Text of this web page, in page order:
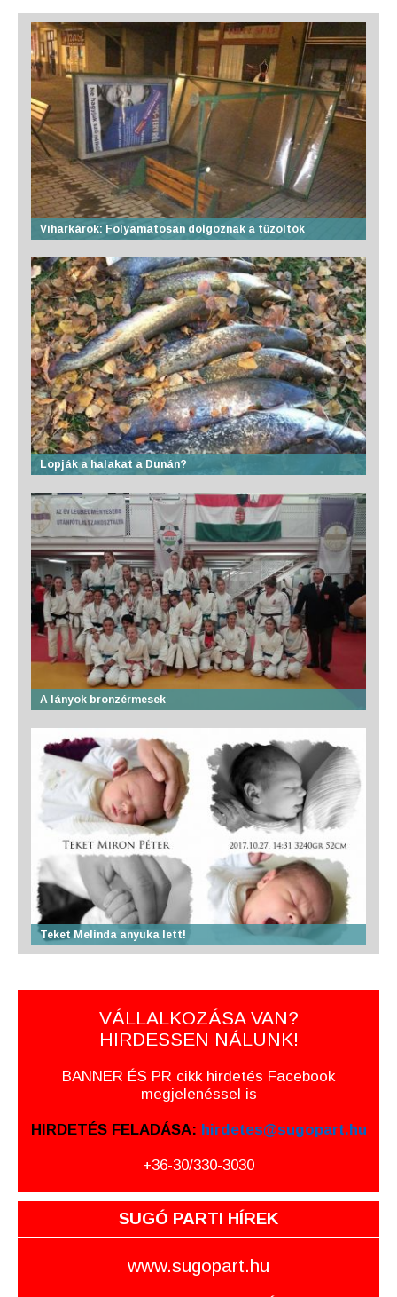
Viharkárok: Folyamatosan dolgoznak a tűzoltók
Lopják a halakat a Dunán?
A lányok bronzérmesek
Teket Melinda anyuka lett!
VÁLLALKOZÁSA VAN?
HIRDESSEN NÁLUNK!
BANNER ÉS PR cikk hirdetés Facebook
megjelenéssel is
HIRDETÉS FELADÁSA: hirdetes@sugopart.hu
+36-30/330-3030
SUGÓ PARTI HÍREK
www.sugopart.hu